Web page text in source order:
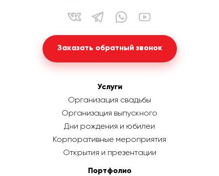
Заказать обратный звонок
Услуги
Организация свадьбы
Организация выпускного
Дни рождения и юбилеи
Корпоративные мероприятия
Открытия и презентации
Портфолио